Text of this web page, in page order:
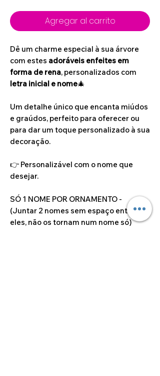
Agregar al carrito
Dê um charme especial à sua árvore
com estes adoráveis enfeites em
forma de rena, personalizados com
letra inicial e nome🎄
Um detalhe único que encanta miúdos
e graúdos, perfeito para oferecer ou
para dar um toque personalizado à sua
decoração.
👉 Personalizável com o nome que
desejar.
SÓ 1 NOME POR ORNAMENTO -
(Juntar 2 nomes sem espaço entre
eles, não os tornam num nome só)